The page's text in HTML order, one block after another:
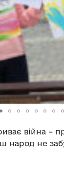
війна –
народ не